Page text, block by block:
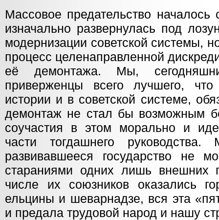
Массовое предательство
изначально развернулась под
модернизации советской системы,
процесс целенаправленной
её демонтажа. Мы,
приверженцы всего лучшего,
истории и в советской системе,
демонтаж не стал бы возможным
соучастия в этом морально и
части тогдашнего
развивавшееся государство не
стараниями одних лишь внешних
числе их союзников оказались
ельцины и шеварнадзе, вся эта
и предала трудовой народ и нашу